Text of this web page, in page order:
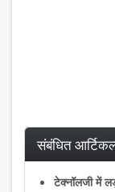
संबंधित
टेक्नॉलजी में